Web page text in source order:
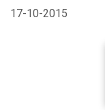
17-10-2015